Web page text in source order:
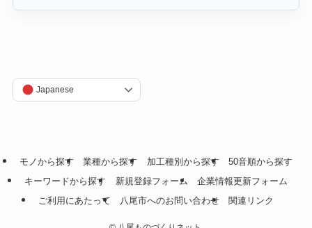
Japanese
モノから探す 業種から探す 加工種別から探す
50音順から探す
キーワードから探す
新規登録フォーム
企業情報更新フォーム
ご利用にあたって
八尾市へのお問い合わせ 関連リンク